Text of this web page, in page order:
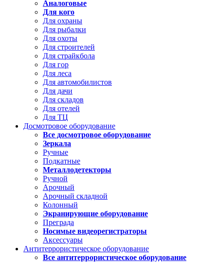
Аналоговые
Для кого
Для охраны
Для рыбалки
Для охоты
Для строителей
Для страйкбола
Для гор
Для леса
Для автомобилистов
Для дачи
Для складов
Для отелей
Для ТЦ
Досмотровое оборудование
Все досмотровое оборудование
Зеркала
Ручные
Подкатные
Металлодетекторы
Ручной
Арочный
Арочный складной
Колонный
Экранирующие оборудование
Преграда
Носимые видеорегистраторы
Аксессуары
Антитеррористическое оборудование
Все антитеррористическое оборудование